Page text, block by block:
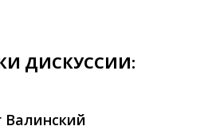
ДИСКУССИИ:
Валинский